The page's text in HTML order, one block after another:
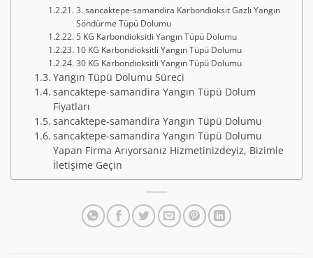
3. sancaktepe-samandira Karbondioksit Gazlı Yangın
Söndürme Tüpü Dolumu
5 KG Karbondioksitli Yangın Tüpü Dolumu
10 KG Karbondioksitli Yangın Tüpü Dolumu
30 KG Karbondioksitli Yangın Tüpü Dolumu
Yangın Tüpü Dolumu Süreci
sancaktepe-samandira Yangın Tüpü Dolum
Fiyatları
sancaktepe-samandira Yangın Tüpü Dolumu
sancaktepe-samandira Yangın Tüpü Dolumu
Yapan Firma Arıyorsanız Hizmetinizdeyiz, Bizimle
İletişime Geçin